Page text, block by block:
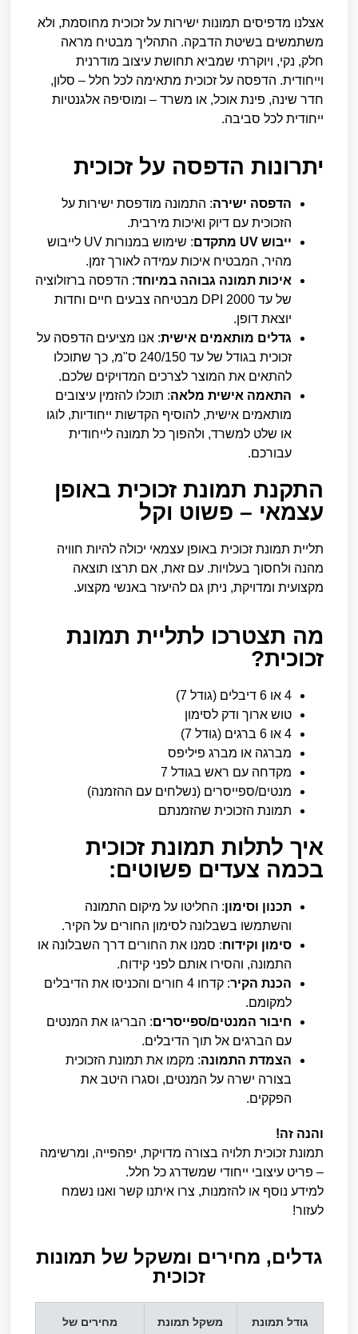
אצלנו מדפיסים תמונות ישירות על זכוכית מחוסמת, ולא
משתמשים בשיטת הדבקה. התהליך מבטיח מראה
חלק, נקי, ויוקרתי שמביא תחושת עיצוב מודרנית
וייחודית. הדפסה על זכוכית מתאימה לכל חלל – סלון,
חדר שינה, פינת אוכל, או משרד – ומוסיפה אלגנטיות
ייחודית לכל סביבה.
יתרונות הדפסה על זכוכית
הדפסה ישירה: התמונה מודפסת ישירות על
הזכוכית עם דיוק ואיכות מירבית.
ייבוש UV מתקדם
: שימוש במנורות UV לייבוש
מהיר, המבטיח איכות עמידה לאורך זמן.
איכות תמונה גבוהה במיוחד: הדפסה ברזולוציה
של עד 2000 DPI מבטיחה צבעים חיים וחדות
יוצאת דופן.
גדלים מותאמים אישית: אנו מציעים הדפסה על
זכוכית בגודל של עד 240/150 ס"מ, כך שתוכלו
להתאים את המוצר לצרכים המדויקים שלכם.
התאמה אישית מלאה: תוכלו להזמין עיצובים
מותאמים אישית, להוסיף הקדשות ייחודיות, לוגו
או שלט למשרד, ולהפוך כל תמונה לייחודית
עבורכם.
התקנת תמונת זכוכית באופן
עצמאי – פשוט וקל
תליית תמונת זכוכית באופן עצמאי יכולה להיות חוויה
מהנה ולחסוך בעלויות. עם זאת, אם תרצו תוצאה
מקצועית ומדויקת, ניתן גם להיעזר באנשי מקצוע.
מה תצטרכו לתליית תמונת
זכוכית?
4 או 6 דיבלים (גודל 7)
טוש ארוך ודק לסימון
4 או 6 ברגים (גודל 7)
מברגה או מברג פיליפס
מקדחה עם ראש בגודל 7
מנטים/ספייסרים (נשלחים עם ההזמנה)
תמונת הזכוכית שהזמנתם
איך לתלות תמונת זכוכית
בכמה צעדים פשוטים:
תכנון וסימון: החליטו על מיקום התמונה
והשתמשו בשבלונה לסימון החורים על הקיר.
סימון וקידוח: סמנו את החורים דרך השבלונה או
התמונה, והסירו אותם לפני קידוח.
הכנת הקיר
: קדחו 4 חורים והכניסו את הדיבלים
למקומם.
חיבור המנטים/ספייסרים: הבריגו את המנטים
עם הברגים אל תוך הדיבלים.
הצמדת התמונה: מקמו את תמונת הזכוכית
בצורה ישרה על המנטים, וסגרו היטב את
הפקקים.
והנה זה!
תמונת זכוכית תלויה בצורה מדויקת, יפהפייה, ומרשימה
– פריט עיצובי ייחודי שמשדרג כל חלל.
למידע נוסף או להזמנות, צרו איתנו קשר ואנו נשמח
לעזור!
גדלים, מחירים ומשקל של תמונות
זכוכית​
גודל תמונת
משקל תמונת
מחירים של